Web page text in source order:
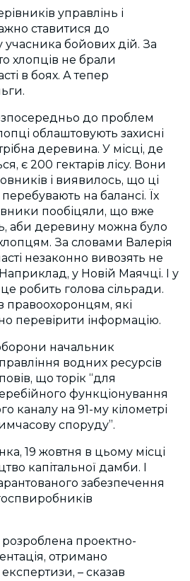
управлінь і
ставитися до
учасника бойових дій. За
хлопців не брали
в боях. А тепер
до проблем
облаштовують захисні
деревина. У місці, де
є 200 гектарів лісу. Вони
і виявилось, що ці
на балансі. Їх
пообіцяли, що вже
аби деревину можна було
За словами Валерія
незаконно вивозять не
у Новій Маячці. І у
робить голова сільради.
правоохоронцям, які
перевірити інформацію.
начальник
водних ресурсів
що торік “для
функціонування
каналу на 91-му кілометрі
споруду”.
19 жовтня в цьому місці
капітальної дамби. І
забезпечення
проектно-
отримано
– сказав